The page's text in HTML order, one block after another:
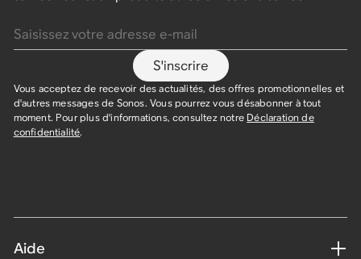
S'inscrire
Vous acceptez de recevoir des actualités, des offres promotionnelles et
d'autres messages de Sonos. Vous pourrez vous désabonner à tout
moment. Pour plus d'informations, consultez notre Déclaration de
confidentialité.
Aide